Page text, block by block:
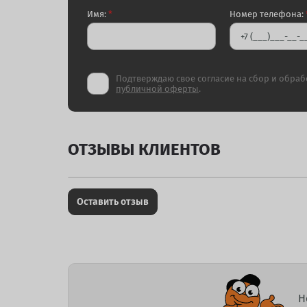
Имя: * Номер телефона:
Подтверждаю свое согласие на сбор и
публичной оферты .
ОТЗЫВЫ КЛИЕНТОВ
Оставить отзыв